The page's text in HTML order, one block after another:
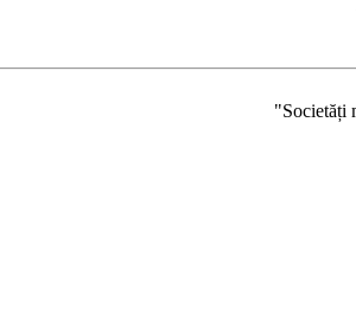
⁠"Societăți